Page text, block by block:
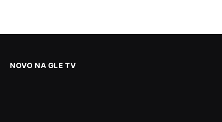
NOVO NA GLE TV